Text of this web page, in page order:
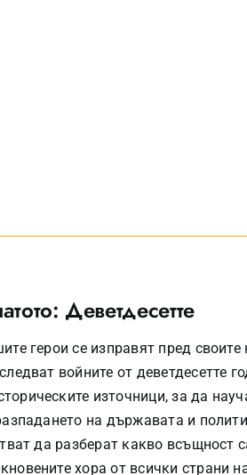
Деветдесетте
герои се изправят пред своите
войните от деветдесетте
източници, за да
на държавата и
да разберат какво всъщност
хора от всички страни